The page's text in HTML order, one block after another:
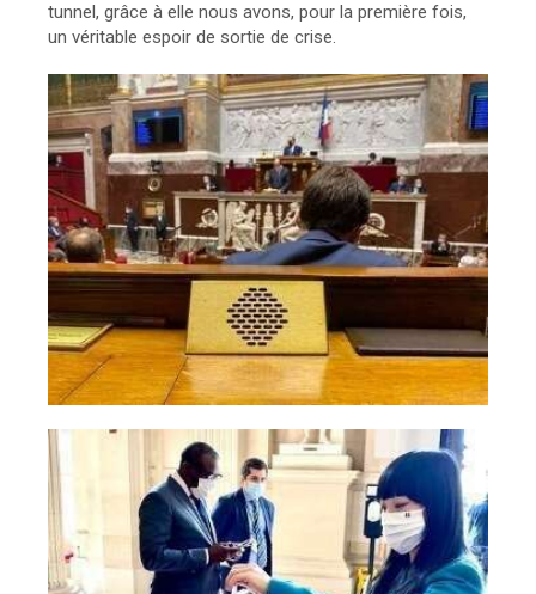
tunnel, grâce à elle nous avons, pour la première fois,
un véritable espoir de sortie de crise.